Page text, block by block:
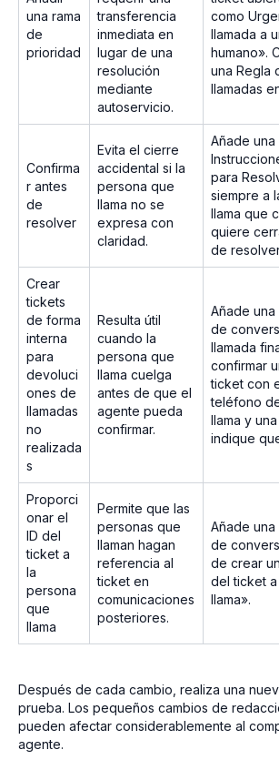
una rama
de
prioridad
transferencia
inmediata en
lugar de una
resolución
mediante
autoservicio.
como
llamada a
humano».
una Regla
llamadas
Confirma
r antes
de
resolver
Evita el cierre
accidental si la
persona que
llama no se
expresa con
claridad.
Añade una
para
siempre a
llama que
quiere
de
Crear
tickets
de forma
interna
para
devoluci
ones de
llamadas
no
realizada
s
Resulta útil
cuando la
persona que
llama cuelga
antes de que el
agente pueda
confirmar.
Añade una
de
llamada
confirmar
ticket con
teléfono
llama y
indique
Proporci
onar el
ID del
ticket a
la
persona
que
llama
Permite que las
personas que
llaman hagan
referencia al
ticket en
comunicaciones
posteriores.
Añade una
de
de crear
del ticket
llama».
Después de cada cambio, realiza una
prueba. Los pequeños cambios de
pueden afectar considerablemente al
agente.